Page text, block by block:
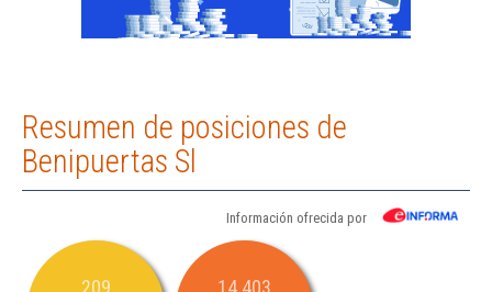
Resumen de posiciones de
Benipuertas Sl
Información ofrecida por